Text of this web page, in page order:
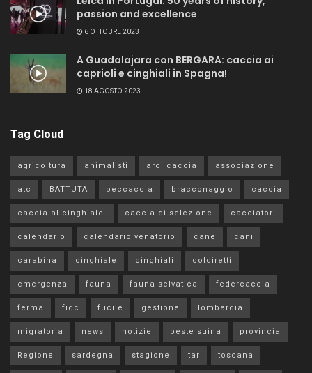
passion and excellence
6 OTTOBRE 2023
A Guadalajara con BERGARA: caccia ai
caprioli e cinghiali in Spagna!
18 AGOSTO 2023
Tag Cloud
agricoltura animalisti arci caccia
associazione
atc
BATTUTA beccaccia bracconaggio
caccia
caccia al cinghiale.
caccia di selezione
cacciatori
calendario
calendario venatorio cane
cani
carabina
cinghiale cinghiali
coldiretti
emergenza
fauna fauna selvatica
federcaccia
ferma
fidc fucile gestione
lombardia
migratoria
news notizie peste suina
provincia
Regione
sardegna stagione tar
toscana